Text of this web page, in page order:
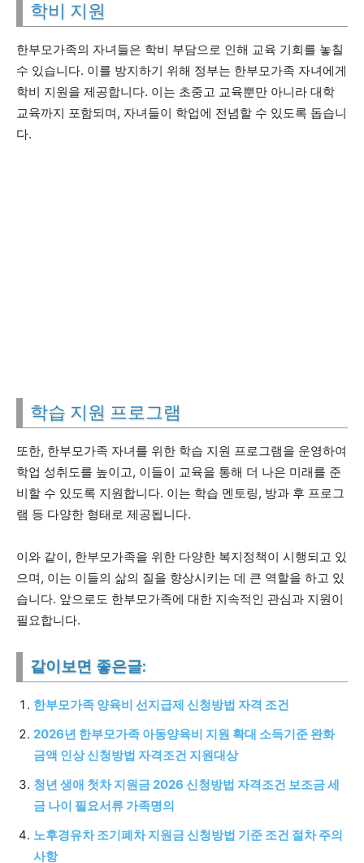
학비 지원
한부모가족의 자녀들은 학비 부담으로 인해 교육 기회를 놓칠
수 있습니다. 이를 방지하기 위해 정부는 한부모가족 자녀에게
학비 지원을 제공합니다. 이는 초중고 교육뿐만 아니라 대학
교육까지 포함되며, 자녀들이 학업에 전념할 수 있도록 돕습니
다.
학습 지원 프로그램
또한, 한부모가족 자녀를 위한 학습 지원 프로그램을 운영하여
학업 성취도를 높이고, 이들이 교육을 통해 더 나은 미래를 준
비할 수 있도록 지원합니다. 이는 학습 멘토링, 방과 후 프로그
램 등 다양한 형태로 제공됩니다.
이와 같이, 한부모가족을 위한 다양한 복지정책이 시행되고 있
으며, 이는 이들의 삶의 질을 향상시키는 데 큰 역할을 하고 있
습니다. 앞으로도 한부모가족에 대한 지속적인 관심과 지원이
필요합니다.
같이보면 좋은글:
한부모가족 양육비 선지급제 신청방법 자격 조건
2026년 한부모가족 아동양육비 지원 확대 소득기준 완화
금액 인상 신청방법 자격조건 지원대상
청년 생애 첫차 지원금 2026 신청방법 자격조건 보조금 세
금 나이 필요서류 가족명의
노후경유차 조기폐차 지원금 신청방법 기준 조건 절차 주의
사항